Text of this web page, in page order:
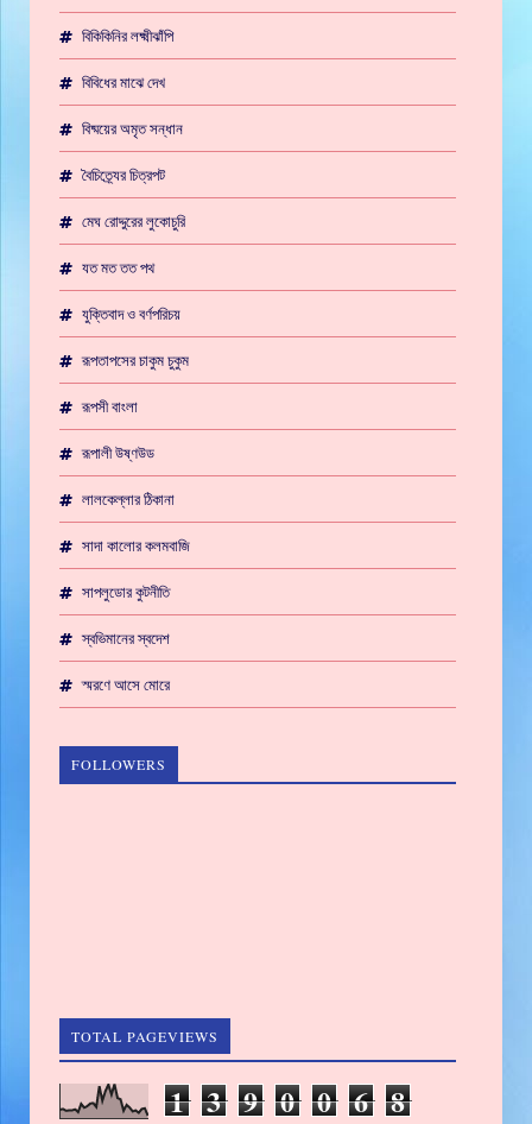
বিকিকিনির লক্ষ্মীঝাঁপি
বিবিধের মাঝে দেখ
বিষ্ময়ের অমৃত সন্ধান
বৈচিত্র্যের চিত্রপট
মেঘ রোদ্দুরের লুকোচুরি
যত মত তত পথ
যুক্তিবাদ ও বর্ণপরিচয়
রূপতাপসের চাকুম চুকুম
রূপসী বাংলা
রূপালী উষ্ণউড
লালকেল্লার ঠিকানা
সাদা কালোর কলমবাজি
সাপলুডোর কুটনীতি
স্বভিমানের স্বদেশ
স্মরণে আসে মোরে
FOLLOWERS
TOTAL PAGEVIEWS
1 3 9 0 0 6 8